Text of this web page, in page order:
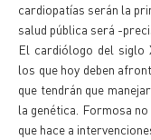
cardiopatías serán la
salud pública será -
El cardiólogo del siglo
los que hoy deben
que tendrán que
la genética. Formosa
que hace a